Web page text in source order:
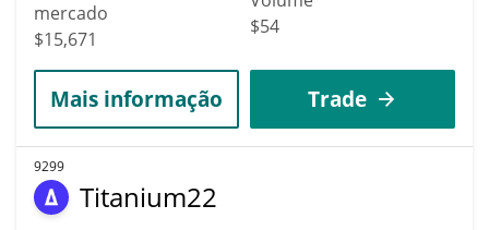
mercado
$15,671
$54
Mais informação Trade
9299
Titanium22